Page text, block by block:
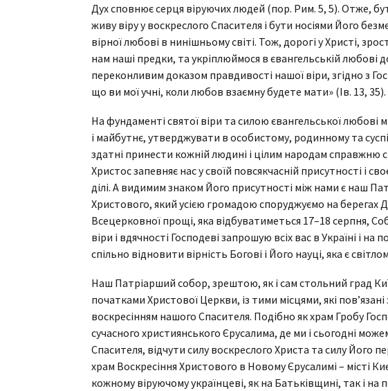
Дух сповнює серця віруючих людей (пор. Рим. 5, 5). Отже,
живу віру у воскреслого Спасителя і бути носіями Його
вірної любові в нинішньому світі. Тож, дорогі у Христі,
нам наші предки, та укріплюймося в євангельській любові
переконливим доказом правдивості нашої віри, згідно з
що ви мої учні, коли любов взаємну будете мати» (Ів. 13, 35).
На фундаменті святої віри та силою євангельської любові
і майбутнє, утверджувати в особистому, родинному та
здатні принести кожній людині і цілим народам справжню
Христос запевняє нас у своїй повсякчасній присутності і
ділі. А видимим знаком Його присутності між нами є наш
Христового, який усією громадою споруджуємо на берегах
Всецерковної прощі, яка відбуватиметься 17–18 серпня,
віри і вдячності Господеві запрошую всіх вас в Україні і
спільно відновити вірність Богові і Його науці, яка є
Наш Патріарший собор, зрештою, як і сам стольний град
початками Христової Церкви, із тими місцями, які
воскресінням нашого Спасителя. Подібно як храм Гробу
сучасного християнського Єрусалима, де ми і сьогодні
Спасителя, відчути силу воскреслого Христа та силу Його
храм Воскресіння Христового в Новому Єрусалимі – місті
кожному віруючому українцеві, як на Батьківщині, так і на